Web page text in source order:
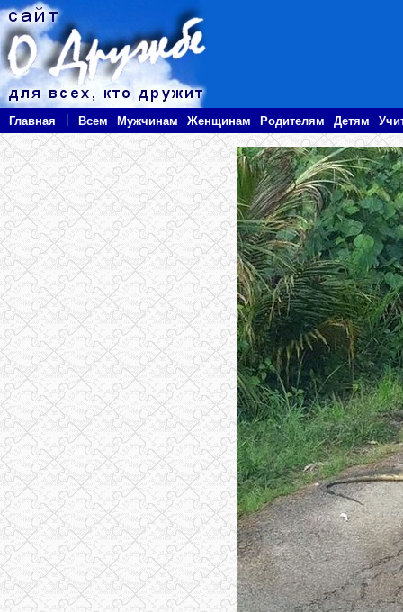
Главная Всем Мужчинам Женщинам Родителям Детям